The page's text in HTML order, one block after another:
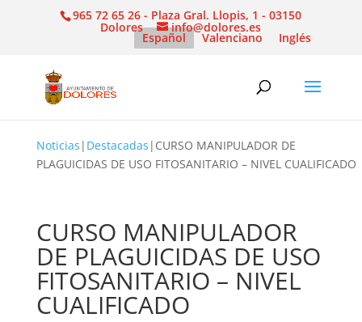
965 72 65 26 - Plaza Gral. Llopis, 1 - 03150
Dolores info@dolores.es
Español Valenciano Inglés
Noticias | Destacadas | CURSO MANIPULADOR DE
PLAGUICIDAS DE USO FITOSANITARIO – NIVEL CUALIFICADO
CURSO MANIPULADOR
DE PLAGUICIDAS DE USO
FITOSANITARIO – NIVEL
CUALIFICADO